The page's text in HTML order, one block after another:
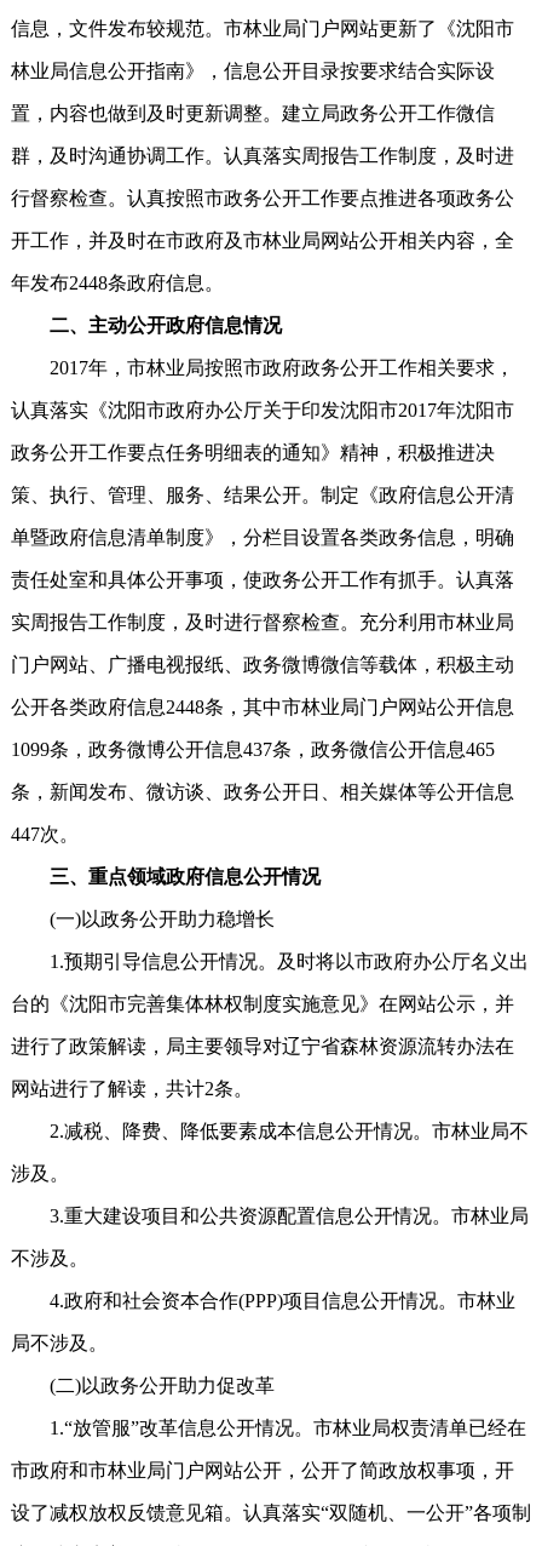
信息，文件发布较规范。市林业局门户网站更新了《沈阳市
林业局信息公开指南》，信息公开目录按要求结合实际设
置，内容也做到及时更新调整。建立局政务公开工作微信
群，及时沟通协调工作。认真落实周报告工作制度，及时进
行督察检查。认真按照市政务公开工作要点推进各项政务公
开工作，并及时在市政府及市林业局网站公开相关内容，全
年发布2448条政府信息。
二、主动公开政府信息情况
2017年，市林业局按照市政府政务公开工作相关要求，
认真落实《沈阳市政府办公厅关于印发沈阳市2017年沈阳市
政务公开工作要点任务明细表的通知》精神，积极推进决
策、执行、管理、服务、结果公开。制定《政府信息公开清
单暨政府信息清单制度》，分栏目设置各类政务信息，明确
责任处室和具体公开事项，使政务公开工作有抓手。认真落
实周报告工作制度，及时进行督察检查。充分利用市林业局
门户网站、广播电视报纸、政务微博微信等载体，积极主动
公开各类政府信息2448条，其中市林业局门户网站公开信息
1099条，政务微博公开信息437条，政务微信公开信息465
条，新闻发布、微访谈、政务公开日、相关媒体等公开信息
447次。
三、重点领域政府信息公开情况
(一)以政务公开助力稳增长
1.预期引导信息公开情况。及时将以市政府办公厅名义出
台的《沈阳市完善集体林权制度实施意见》在网站公示，并
进行了政策解读，局主要领导对辽宁省森林资源流转办法在
网站进行了解读，共计2条。
2.减税、降费、降低要素成本信息公开情况。市林业局不
涉及。
3.重大建设项目和公共资源配置信息公开情况。市林业局
不涉及。
4.政府和社会资本合作(PPP)项目信息公开情况。市林业
局不涉及。
(二)以政务公开助力促改革
1.“放管服”改革信息公开情况。市林业局权责清单已经在
市政府和市林业局门户网站公开，公开了简政放权事项，开
设了减权放权反馈意见箱。认真落实“双随机、一公开”各项制